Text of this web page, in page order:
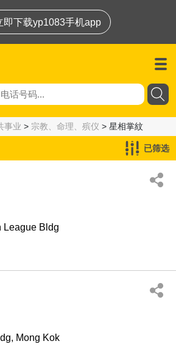
即下载yp1083手机app
事业 > 宗教、命理、殡仪 > 星相掌紋
已筛选
League Bldg
Mong Kok